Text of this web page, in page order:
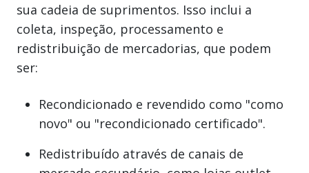
sua cadeia de suprimentos. Isso inclui a
coleta, inspeção, processamento e
redistribuição de mercadorias, que podem
ser:
Recondicionado e revendido como "como
novo" ou "recondicionado certificado".
Redistribuído através de canais de